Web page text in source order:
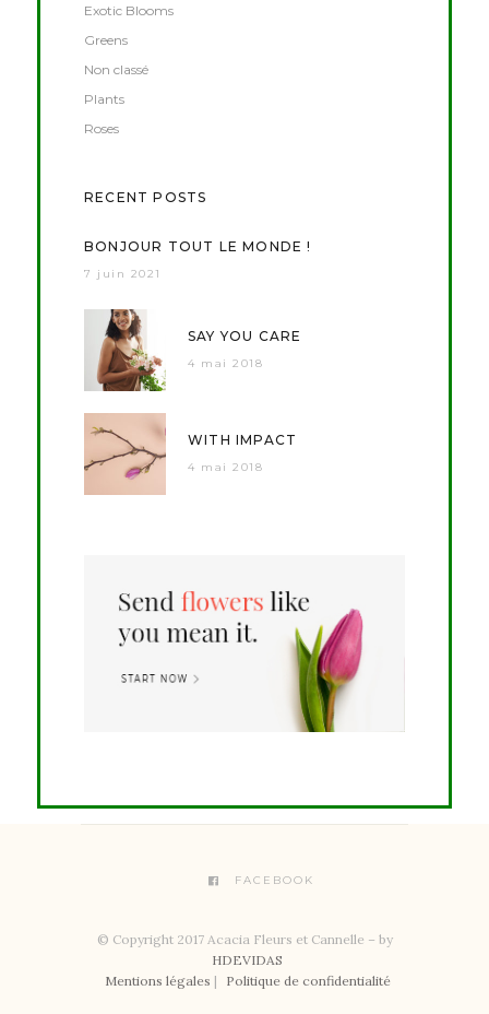
Exotic Blooms
Greens
Non classé
Plants
Roses
RECENT POSTS
BONJOUR TOUT LE MONDE !
7 juin 2021
SAY YOU CARE
4 mai 2018
WITH IMPACT
4 mai 2018
FACEBOOK
© Copyright 2017 Acacia Fleurs et Cannelle – by
HDEVIDAS
Mentions légales | Politique de confidentialité